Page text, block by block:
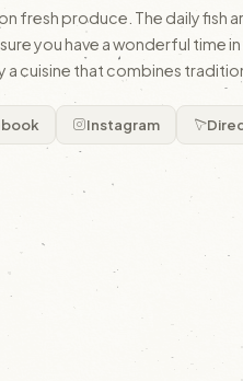
fresh produce. The daily fish
you have a wonderful time
a cuisine that combines
Instagram